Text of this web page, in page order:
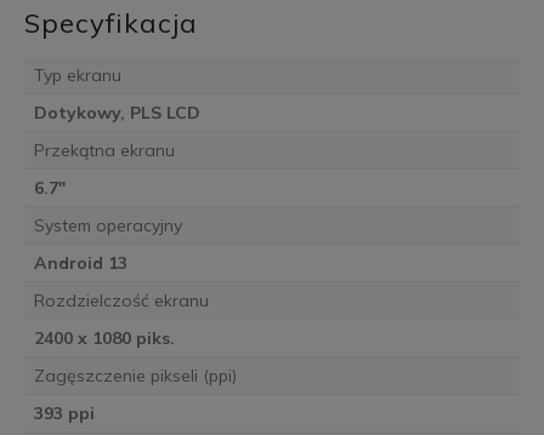
Specyfikacja
Typ ekranu
Dotykowy, PLS LCD
Przekątna ekranu
6.7"
System operacyjny
Android 13
Rozdzielczość ekranu
2400 x 1080 piks.
Zagęszczenie pikseli (ppi)
393 ppi